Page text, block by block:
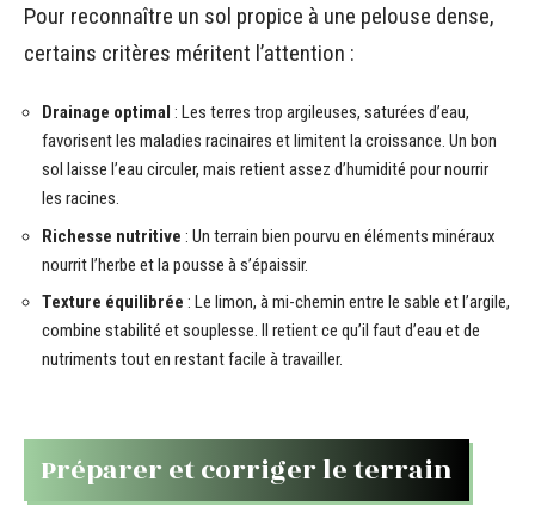
Pour reconnaître un sol propice à une pelouse dense,
certains critères méritent l’attention :
Drainage optimal : Les terres trop argileuses, saturées d’eau,
favorisent les maladies racinaires et limitent la croissance. Un bon
sol laisse l’eau circuler, mais retient assez d’humidité pour nourrir
les racines.
Richesse nutritive : Un terrain bien pourvu en éléments minéraux
nourrit l’herbe et la pousse à s’épaissir.
Texture équilibrée : Le limon, à mi-chemin entre le sable et l’argile,
combine stabilité et souplesse. Il retient ce qu’il faut d’eau et de
nutriments tout en restant facile à travailler.
Préparer et corriger le terrain